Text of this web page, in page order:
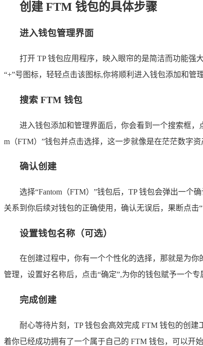
创建 FTM 钱包的具体步骤
进入钱包管理界面
打开 TP 钱包应用程序，映入眼帘的是简洁而功能强
“+”号图标，轻轻点击该图标,你将顺利进入钱包添加和管理
搜索 FTM 钱包
进入钱包添加和管理界面后，你会看到一个搜索框，
m（FTM）”钱包并点击选择，这一步就像是在茫茫数字
确认创建
选择“Fantom（FTM）”钱包后，TP 钱包会弹出一
关系到你后续对钱包的正确使用，确认无误后，果断点击
设置钱包名称（可选）
在创建过程中，你有一个个性化的选择，那就是为
管理，设置好名称后，点击“确定”,为你的钱包赋予一个专
完成创建
耐心等待片刻，TP 钱包会高效完成 FTM 钱包的创
着你已经成功拥有了一个属于自己的 FTM 钱包，可以开